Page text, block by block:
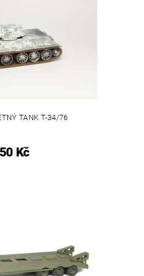
TANK T-34/76
Kč